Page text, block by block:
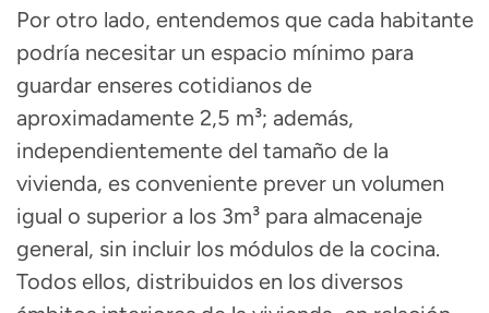
Por otro lado, entendemos que cada habitante
podría necesitar un espacio mínimo para
guardar enseres cotidianos de
aproximadamente 2,5 m³; además,
independientemente del tamaño de la
vivienda, es conveniente prever un volumen
igual o superior a los 3m³ para almacenaje
general, sin incluir los módulos de la cocina.
Todos ellos, distribuidos en los diversos